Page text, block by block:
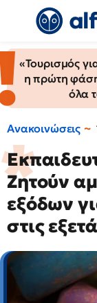
«Τουρισμός
η πρώτη
όλα
Ανακοινώσεις
Ζητούν
εξόδων
στις